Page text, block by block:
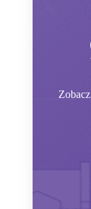
Zobacz